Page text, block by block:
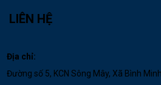
LIÊN HỆ
Địa chỉ:
Đường số 5, KCN Sông Mây, Xã Bình